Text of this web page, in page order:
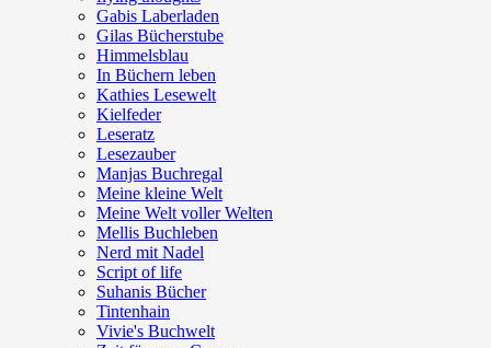
Gabis Laberladen
Gilas Bücherstube
Himmelsblau
In Büchern leben
Kathies Lesewelt
Kielfeder
Leseratz
Lesezauber
Manjas Buchregal
Meine kleine Welt
Meine Welt voller Welten
Mellis Buchleben
Nerd mit Nadel
Script of life
Suhanis Bücher
Tintenhain
Vivie's Buchwelt